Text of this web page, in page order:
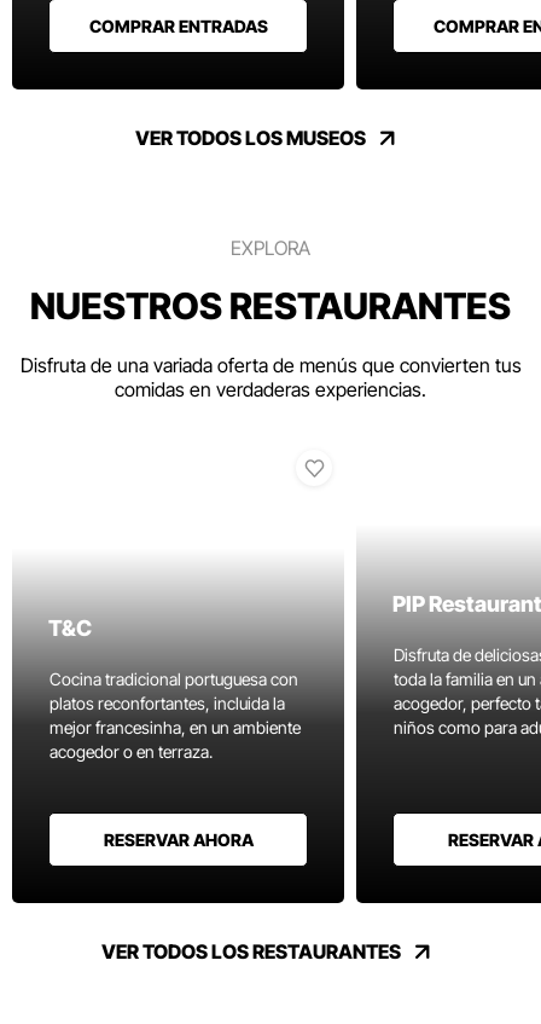
COMPRAR ENTRADAS COMPRAR
VER TODOS LOS MUSEOS
EXPLORA
NUESTROS RESTAURANTES
Disfruta de una variada oferta de menús que convierten tus
comidas en verdaderas experiencias.
T&C
Cocina tradicional portuguesa con
platos reconfortantes, incluida la
mejor francesinha, en un ambiente
acogedor o en terraza.
RESERVAR AHORA
PIP Restaurant
Disfruta de
toda la familia en
acogedor, perfecto
niños como para
RESERVAR
VER TODOS LOS RESTAURANTES